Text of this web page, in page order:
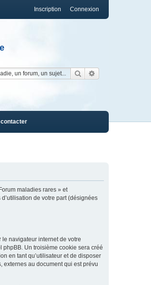
Connexion
Inscription
Rechercher
contacter
maladies rares » et
de votre part (désignées
navigateur internet de votre
Un troisième cookie sera créé
en tant qu’utilisateur et de disposer
externes au document qui est prévu